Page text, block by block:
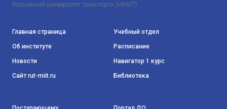
Российский университет транспорта (МИИТ)
Главная страница
Об институте
Новости
Сайт rut-miit.ru
Учебный отдел
Расписание
Навигатор 1 курс
Библиотека